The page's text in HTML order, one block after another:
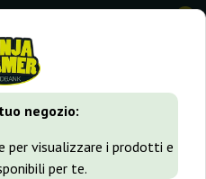
negozio:
per visualizzare i prodotti e
per te.
0
Dutch Passion